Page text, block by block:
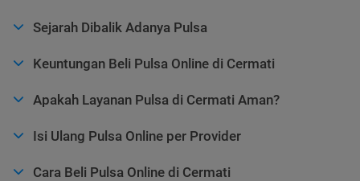
Sejarah Dibalik Adanya Pulsa
Keuntungan Beli Pulsa Online di Cermati
Apakah Layanan Pulsa di Cermati Aman?
Isi Ulang Pulsa Online per Provider
Cara Beli Pulsa Online di Cermati